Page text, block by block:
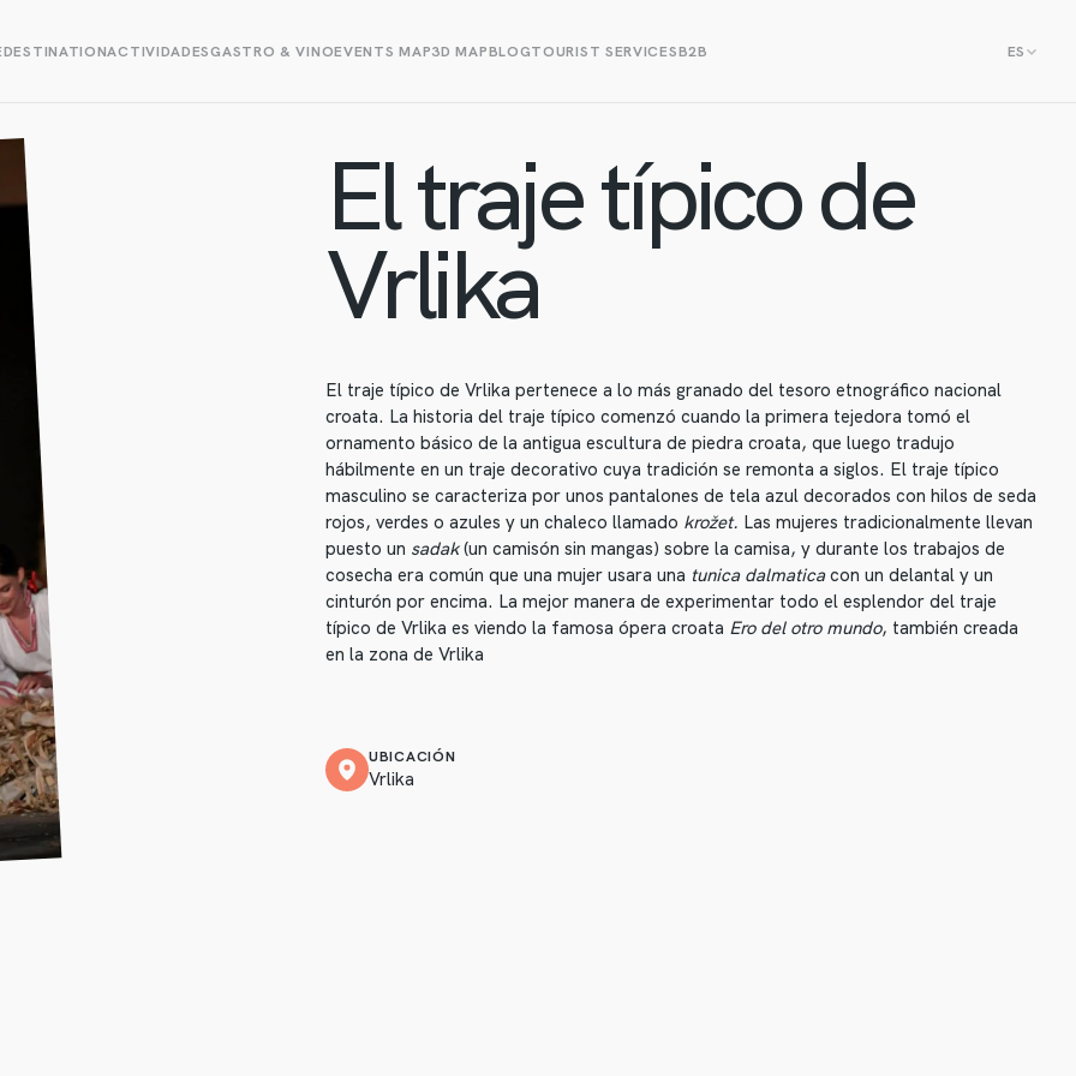
DESTINATIONACTIVIDADESGASTRO & VINOEVENTS MAP3D MAPBLOGTOURIST SERVICESB2B ES
El traje típico de
Vrlika
El traje típico de Vrlika pertenece a lo más granado del tesoro etnográfico nacional
croata. La historia del traje típico comenzó cuando la primera tejedora tomó el
ornamento básico de la antigua escultura de piedra croata, que luego tradujo
hábilmente en un traje decorativo cuya tradición se remonta a siglos. El traje típico
masculino se caracteriza por unos pantalones de tela azul decorados con hilos de seda
rojos, verdes o azules y un chaleco llamado krožet. Las mujeres tradicionalmente llevan
puesto un sadak(un camisón sin mangas) sobre la camisa, y durante los trabajos de
cosecha era común que una mujer usara una tunica dalmaticacon un delantal y un
cinturón por encima. La mejor manera de experimentar todo el esplendor del traje
típico de Vrlika es viendo la famosa ópera croata Ero del otro mundo, también creada
en la zona de Vrlika
UBICACIÓN
Vrlika